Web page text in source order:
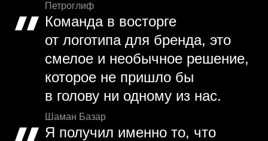
Петроглиф
Команда в восторге
от логотипа для бренда, это
смелое и необычное решение,
которое не пришло бы
в голову ни одному из нас.
Шаман Базар
Я получил именно то, что